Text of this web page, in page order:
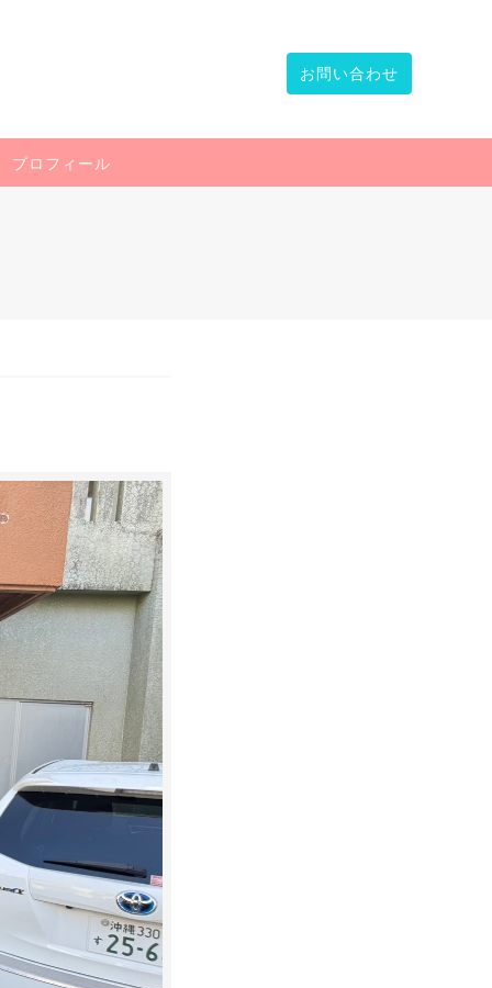
お問い合わせ
プロフィール